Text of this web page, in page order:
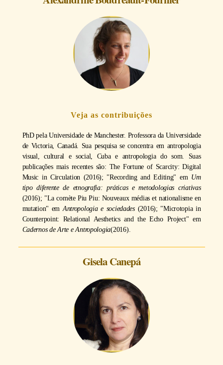
Veja as contribuições
PhD pela Universidade de Manchester. Professora da Universidade
de Victoria, Canadá. Sua pesquisa se concentra em antropologia
visual, cultural e social, Cuba e antropologia do som. Suas
publicações mais recentes são: The Fortune of Scarcity: Digital
Music in Circulation (2016); "Recording and Editing" em Um
tipo diferente de etnografia: práticas e metodologias criativas
(2016); "La comète Piu Piu: Nouveaux médias et nationalisme en
mutation" em Antropologia e sociedades(2016); "Microtopia in
Counterpoint: Relational Aesthetics and the Echo Project" em
Cadernos de Arte e Antropologia(2016).
Gisela Canepá